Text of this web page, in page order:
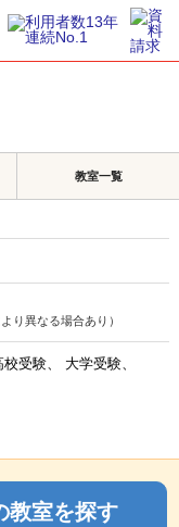
教室一覧
り異なる場合あり）
校受験
大学受験
教室を探す